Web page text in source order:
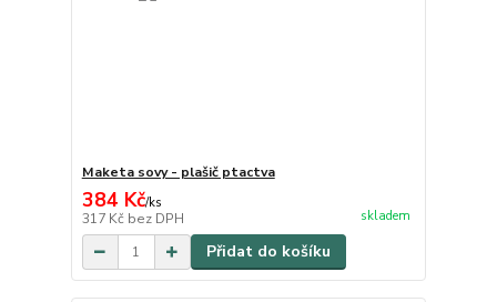
Maketa sovy - plašič ptactva
384 Kč/ks
317 Kč bez DPH skladem
Přidat do košíku